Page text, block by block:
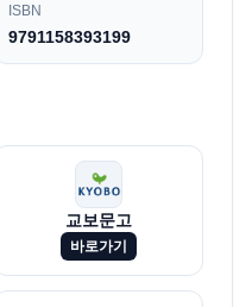
ISBN
9791158393199
교보문고
바로가기